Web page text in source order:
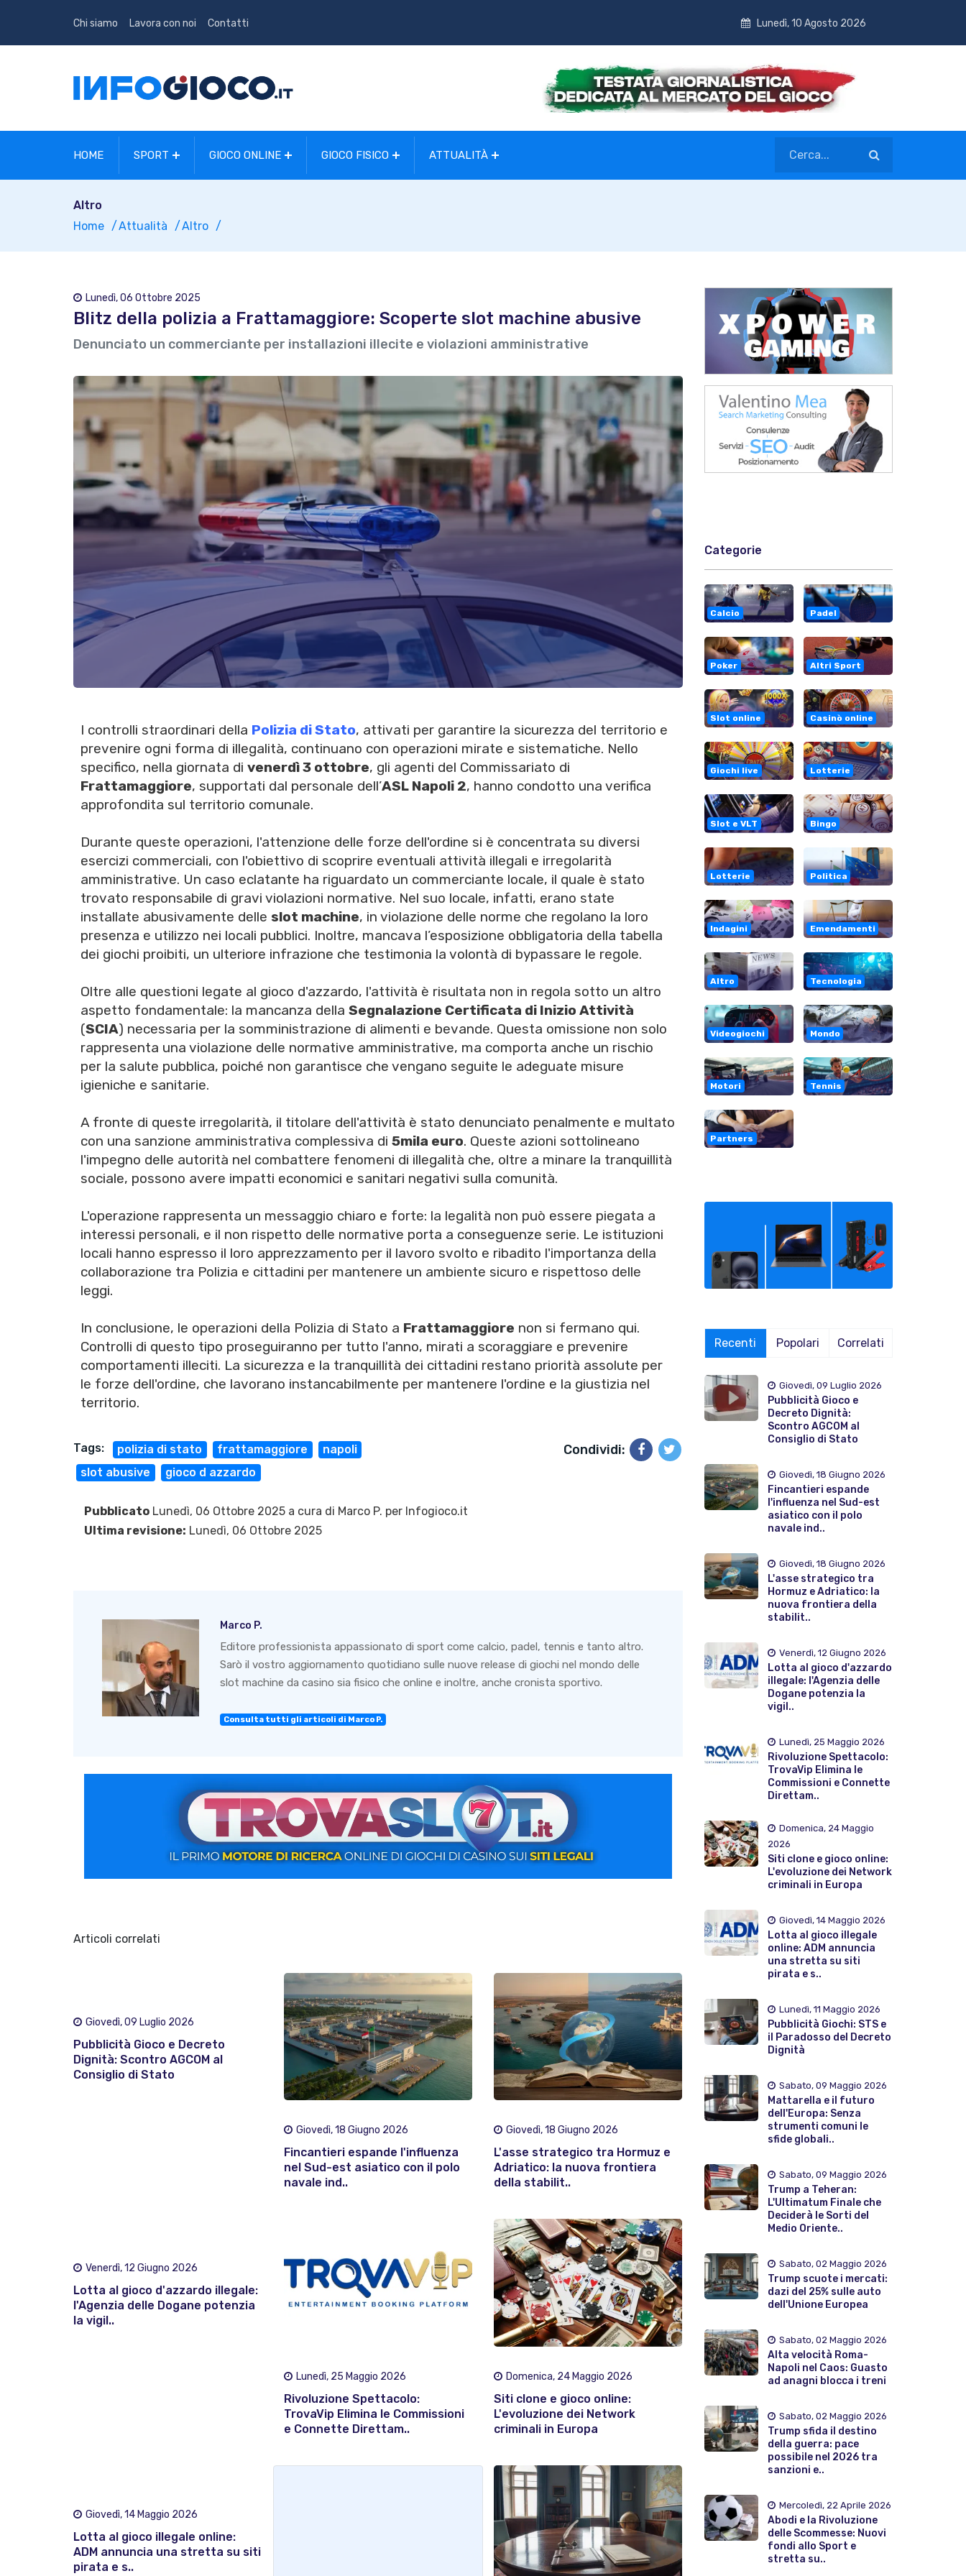
Chi siamo Lavora con noi Contatti Lunedì, 10 Agosto 2026
HOME SPORT GIOCO ONLINE GIOCO FISICO ATTUALITÀ
Altro
Home
Attualità Altro
Lunedì, 06 Ottobre 2025
Blitz della polizia a Frattamaggiore: Scoperte slot machine abusive
Denunciato un commerciante per installazioni illecite e violazioni amministrative
I controlli straordinari della Polizia di Stato, attivati per garantire la sicurezza del territorio e
prevenire ogni forma di illegalità, continuano con operazioni mirate e sistematiche. Nello
specifico, nella giornata di venerdì 3 ottobre, gli agenti del Commissariato di
Frattamaggiore, supportati dal personale dell’ASL Napoli 2, hanno condotto una verifica
approfondita sul territorio comunale.
Durante queste operazioni, l'attenzione delle forze dell'ordine si è concentrata su diversi
esercizi commerciali, con l'obiettivo di scoprire eventuali attività illegali e irregolarità
amministrative. Un caso eclatante ha riguardato un commerciante locale, il quale è stato
trovato responsabile di gravi violazioni normative. Nel suo locale, infatti, erano state
installate abusivamente delle slot machine, in violazione delle norme che regolano la loro
presenza e utilizzo nei locali pubblici. Inoltre, mancava l’esposizione obbligatoria della tabella
dei giochi proibiti, un ulteriore infrazione che testimonia la volontà di bypassare le regole.
Oltre alle questioni legate al gioco d'azzardo, l'attività è risultata non in regola sotto un altro
aspetto fondamentale: la mancanza della Segnalazione Certificata di Inizio Attività
(SCIA) necessaria per la somministrazione di alimenti e bevande. Questa omissione non solo
rappresenta una violazione delle normative amministrative, ma comporta anche un rischio
per la salute pubblica, poiché non garantisce che vengano seguite le adeguate misure
igieniche e sanitarie.
A fronte di queste irregolarità, il titolare dell'attività è stato denunciato penalmente e multato
con una sanzione amministrativa complessiva di 5mila euro. Queste azioni sottolineano
l'impegno delle autorità nel combattere fenomeni di illegalità che, oltre a minare la tranquillità
sociale, possono avere impatti economici e sanitari negativi sulla comunità.
L'operazione rappresenta un messaggio chiaro e forte: la legalità non può essere piegata a
interessi personali, e il non rispetto delle normative porta a conseguenze serie. Le istituzioni
locali hanno espresso il loro apprezzamento per il lavoro svolto e ribadito l'importanza della
collaborazione tra Polizia e cittadini per mantenere un ambiente sicuro e rispettoso delle
leggi.
In conclusione, le operazioni della Polizia di Stato a Frattamaggiore non si fermano qui.
Controlli di questo tipo proseguiranno per tutto l'anno, mirati a scoraggiare e prevenire
comportamenti illeciti. La sicurezza e la tranquillità dei cittadini restano priorità assolute per
le forze dell'ordine, che lavorano instancabilmente per mantenere l'ordine e la giustizia nel
territorio.
Tags: polizia di stato frattamaggiore
napoli
slot abusive
gioco d azzardo
Condividi:
Pubblicato Lunedì, 06 Ottobre 2025 a cura di Marco P. per Infogioco.it
Ultima revisione: Lunedì, 06 Ottobre 2025
Marco P.
Editore professionista appassionato di sport come calcio, padel, tennis e tanto altro.
Sarò il vostro aggiornamento quotidiano sulle nuove release di giochi nel mondo delle
slot machine da casino sia fisico che online e inoltre, anche cronista sportivo.
Consulta tutti gli articoli di Marco P.
Articoli correlati
Giovedì, 09 Luglio 2026
Pubblicità Gioco e Decreto
Dignità: Scontro AGCOM al
Consiglio di Stato
Giovedì, 18 Giugno 2026
Fincantieri espande l'influenza
nel Sud-est asiatico con il polo
navale ind..
Giovedì, 18 Giugno 2026
L'asse strategico tra Hormuz e
Adriatico: la nuova frontiera
della stabilit..
Venerdì, 12 Giugno 2026
Lotta al gioco d'azzardo illegale:
l'Agenzia delle Dogane potenzia
la vigil..
Lunedì, 25 Maggio 2026
Rivoluzione Spettacolo:
TrovaVip Elimina le Commissioni
e Connette Direttam..
Domenica, 24 Maggio 2026
Siti clone e gioco online:
L'evoluzione dei Network
criminali in Europa
Giovedì, 14 Maggio 2026
Lotta al gioco illegale online:
ADM annuncia una stretta su siti
pirata e s..
Categorie
Calcio Padel
Poker Altri Sport
Slot online Casinò online
Giochi live Lotterie
Slot e VLT Bingo
Lotterie Politica
Indagini Emendamenti
Altro Tecnologia
Videogiochi Mondo
Motori Tennis
Partners
Recenti Popolari Correlati
Giovedì, 09 Luglio 2026
Pubblicità Gioco e
Decreto Dignità:
Scontro AGCOM al
Consiglio di Stato
Giovedì, 18 Giugno 2026
Fincantieri espande
l'influenza nel Sud-est
asiatico con il polo
navale ind..
Giovedì, 18 Giugno 2026
L'asse strategico tra
Hormuz e Adriatico: la
nuova frontiera della
stabilit..
Venerdì, 12 Giugno 2026
Lotta al gioco d'azzardo
illegale: l'Agenzia delle
Dogane potenzia la
vigil..
Lunedì, 25 Maggio 2026
Rivoluzione Spettacolo:
TrovaVip Elimina le
Commissioni e Connette
Direttam..
Domenica, 24 Maggio
2026
Siti clone e gioco online:
L'evoluzione dei Network
criminali in Europa
Giovedì, 14 Maggio 2026
Lotta al gioco illegale
online: ADM annuncia
una stretta su siti
pirata e s..
Lunedì, 11 Maggio 2026
Pubblicità Giochi: STS e
il Paradosso del Decreto
Dignità
Sabato, 09 Maggio 2026
Mattarella e il futuro
dell'Europa: Senza
strumenti comuni le
sfide globali..
Sabato, 09 Maggio 2026
Trump a Teheran:
L'Ultimatum Finale che
Deciderà le Sorti del
Medio Oriente..
Sabato, 02 Maggio 2026
Trump scuote i mercati:
dazi del 25% sulle auto
dell'Unione Europea
Sabato, 02 Maggio 2026
Alta velocità Roma-
Napoli nel Caos: Guasto
ad anagni blocca i treni
Sabato, 02 Maggio 2026
Trump sfida il destino
della guerra: pace
possibile nel 2026 tra
sanzioni e..
Mercoledì, 22 Aprile 2026
Abodi e la Rivoluzione
delle Scommesse: Nuovi
fondi allo Sport e
stretta su..